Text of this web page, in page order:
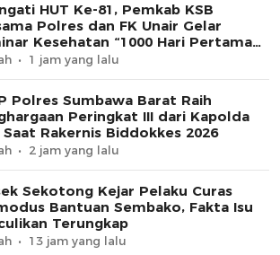
HUT Ke-81, Pemkab KSB
Polres dan FK Unair Gelar
Kesehatan “1000 Hari Pertama
1 jam yang lalu
Polres Sumbawa Barat Raih
Peringkat III dari Kapolda
Saat Rakernis Biddokkes 2026
2 jam yang lalu
Sekotong Kejar Pelaku Curas
Bantuan Sembako, Fakta Isu
Terungkap
13 jam yang lalu